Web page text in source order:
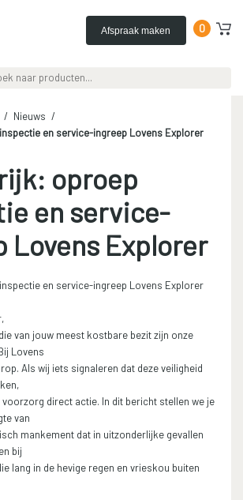
Afspraak maken 0
Nieuws
en service-ingreep Lovens Explorer
oproep
en service-
Lovens Explorer
en service-ingreep Lovens Explorer
van jouw meest kostbare bezit zijn onze
Lovens
Als wij iets signaleren dat deze veiligheid
direct actie. In dit bericht stellen we je
van
mankement dat in uitzonderlijke gevallen
bij
lang in de hevige regen en vrieskou buiten